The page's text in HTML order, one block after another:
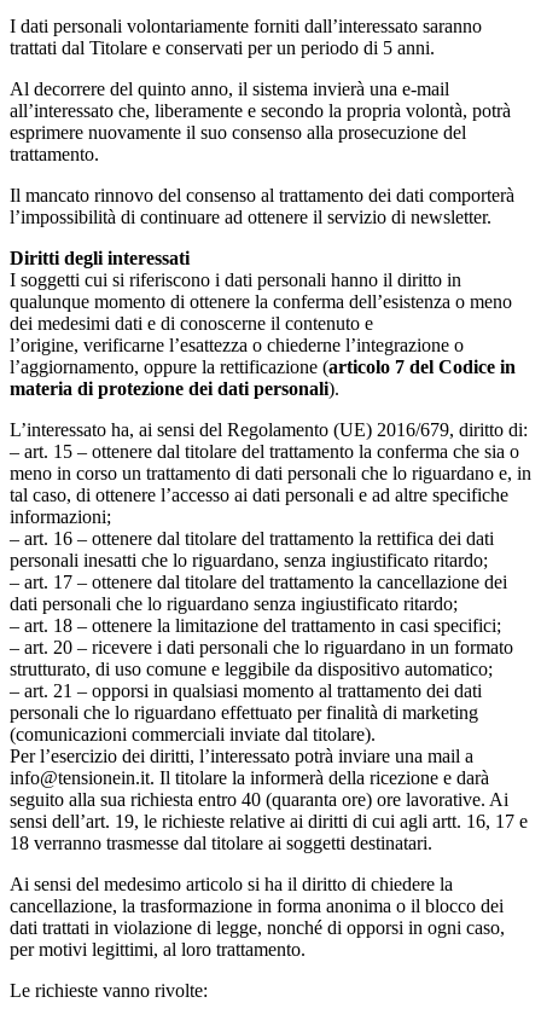
I dati personali volontariamente forniti dall’interessato saranno
trattati dal Titolare e conservati per un periodo di 5 anni.
Al decorrere del quinto anno, il sistema invierà una e-mail
all’interessato che, liberamente e secondo la propria volontà, potrà
esprimere nuovamente il suo consenso alla prosecuzione del
trattamento.
Il mancato rinnovo del consenso al trattamento dei dati comporterà
l’impossibilità di continuare ad ottenere il servizio di newsletter.
Diritti degli interessati
I soggetti cui si riferiscono i dati personali hanno il diritto in
qualunque momento di ottenere la conferma dell’esistenza o meno
dei medesimi dati e di conoscerne il contenuto e
l’origine, verificarne l’esattezza o chiederne l’integrazione o
l’aggiornamento, oppure la rettificazione (articolo 7 del Codice in
materia di protezione dei dati personali).
L’interessato ha, ai sensi del Regolamento (UE) 2016/679, diritto di:
– art. 15 – ottenere dal titolare del trattamento la conferma che sia o
meno in corso un trattamento di dati personali che lo riguardano e, in
tal caso, di ottenere l’accesso ai dati personali e ad altre specifiche
informazioni;
– art. 16 – ottenere dal titolare del trattamento la rettifica dei dati
personali inesatti che lo riguardano, senza ingiustificato ritardo;
– art. 17 – ottenere dal titolare del trattamento la cancellazione dei
dati personali che lo riguardano senza ingiustificato ritardo;
– art. 18 – ottenere la limitazione del trattamento in casi specifici;
– art. 20 – ricevere i dati personali che lo riguardano in un formato
strutturato, di uso comune e leggibile da dispositivo automatico;
– art. 21 – opporsi in qualsiasi momento al trattamento dei dati
personali che lo riguardano effettuato per finalità di marketing
(comunicazioni commerciali inviate dal titolare).
Per l’esercizio dei diritti, l’interessato potrà inviare una mail a
info@tensionein.it. Il titolare la informerà della ricezione e darà
seguito alla sua richiesta entro 40 (quaranta ore) ore lavorative. Ai
sensi dell’art. 19, le richieste relative ai diritti di cui agli artt. 16, 17 e
18 verranno trasmesse dal titolare ai soggetti destinatari.
Ai sensi del medesimo articolo si ha il diritto di chiedere la
cancellazione, la trasformazione in forma anonima o il blocco dei
dati trattati in violazione di legge, nonché di opporsi in ogni caso,
per motivi legittimi, al loro trattamento.
Le richieste vanno rivolte: